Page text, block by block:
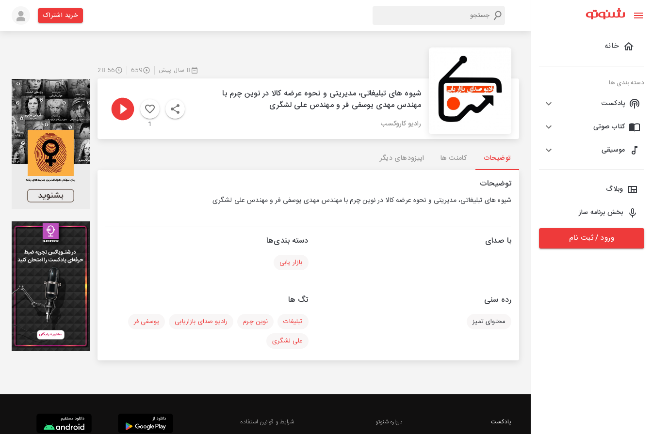
خانه
دسته بندی ها
پادکست
کتاب صوتی
موسیقی
وبلاگ
بخش برنامه ساز
ورود / ثبت نام
خرید اشتراک
8 سال پیش 659
28:56
شیوه های تبلیغاتی، مدیریتی و نحوه عرضه کالا در نوین چرم با
مهندس مهدی یوسفی فر و مهندس علی لشگری
رادیو کاروکسب 1
توضیحات کامنت ها اپیزودهای دیگر
توضیحات
شیوه های تبلیغاتی، مدیریتی و نحوه عرضه کالا در نوین چرم با مهندس مهدی یوسفی فر و مهندس علی لشگری
با صدای دسته بندی‌ها
بازار یابی
رده سنی
محتوای تمیز
تگ ها
تبلیغات نوین چرم رادیو صدای بازاریابی
یوسفی فر
علی لشگری
پادکست
درباره شنوتو
شرایط و قوانین استفاده